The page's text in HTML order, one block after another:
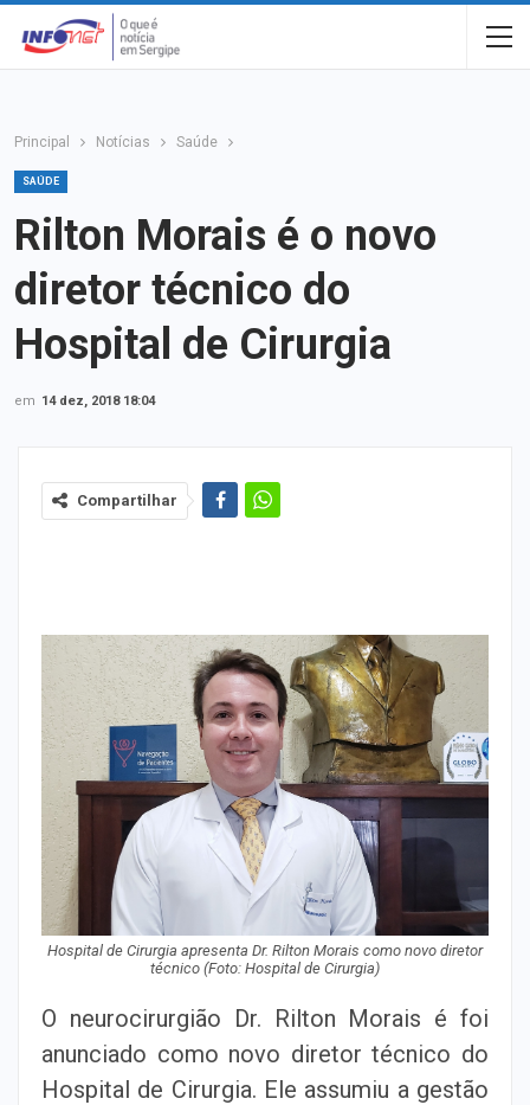
Principal Notícias Saúde
SAÚDE
Rilton Morais é o novo
diretor técnico do
Hospital de Cirurgia
em 14 dez, 2018 18:04
Compartilhar
Hospital de Cirurgia apresenta Dr. Rilton Morais como novo diretor
técnico (Foto: Hospital de Cirurgia)
O neurocirurgião Dr. Rilton Morais é foi
anunciado como novo diretor técnico do
Hospital de Cirurgia. Ele assumiu a gestão